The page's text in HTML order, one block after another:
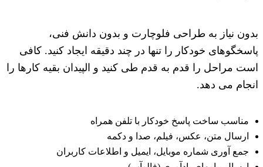
بدون نیاز به طراحی فلوچارت و بدون دانش فنی،
پاسخگوهای خودکار را تنها در چند دقیقه ایجاد کنید. کافی
است مراحل را قدم به قدم طی کنید و الپیدان بقیه کارها را
انجام می دهد.
مناسب ساخت پاسخ خودکار با تلفن همراه
ارسال متن، عکس، فیلم، صدا و دکمه
جمع آوری شماره موبایل، ایمیل و اطلاعات کاربران